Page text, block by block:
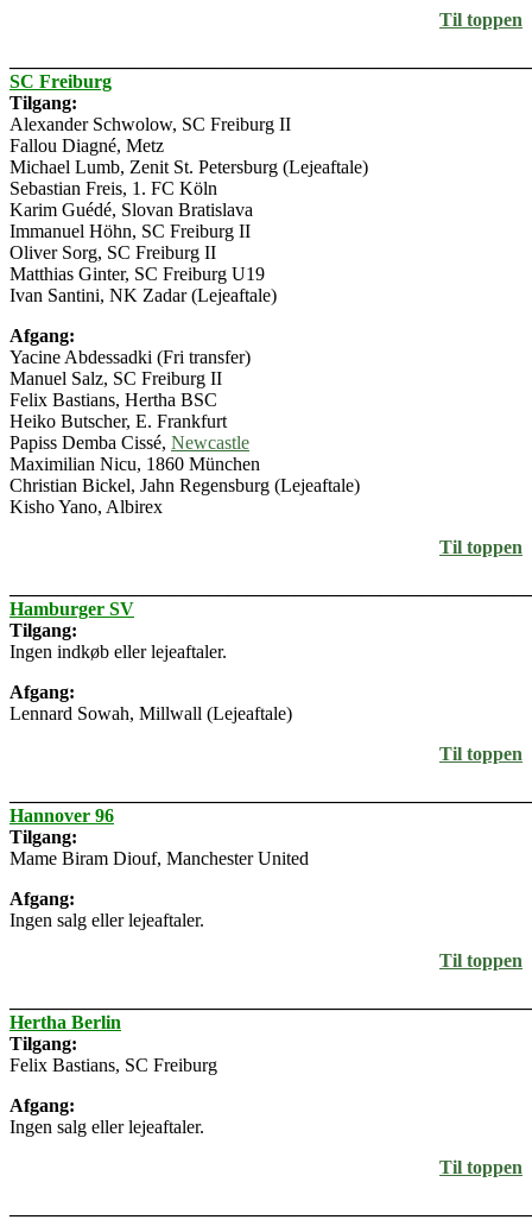
Til toppen
SC Freiburg
Tilgang:
Alexander Schwolow, SC Freiburg II
Fallou Diagné, Metz
Michael Lumb, Zenit St. Petersburg (Lejeaftale)
Sebastian Freis, 1. FC Köln
Karim Guédé, Slovan Bratislava
Immanuel Höhn, SC Freiburg II
Oliver Sorg, SC Freiburg II
Matthias Ginter, SC Freiburg U19
Ivan Santini, NK Zadar (Lejeaftale)
Afgang:
Yacine Abdessadki (Fri transfer)
Manuel Salz, SC Freiburg II
Felix Bastians, Hertha BSC
Heiko Butscher, E. Frankfurt
Papiss Demba Cissé, Newcastle
Maximilian Nicu, 1860 München
Christian Bickel, Jahn Regensburg (Lejeaftale)
Kisho Yano, Albirex
Til toppen
Hamburger SV
Tilgang:
Ingen indkøb eller lejeaftaler.
Afgang:
Lennard Sowah, Millwall (Lejeaftale)
Til toppen
Hannover 96
Tilgang:
Mame Biram Diouf, Manchester United
Afgang:
Ingen salg eller lejeaftaler.
Til toppen
Hertha Berlin
Tilgang:
Felix Bastians, SC Freiburg
Afgang:
Ingen salg eller lejeaftaler.
Til toppen